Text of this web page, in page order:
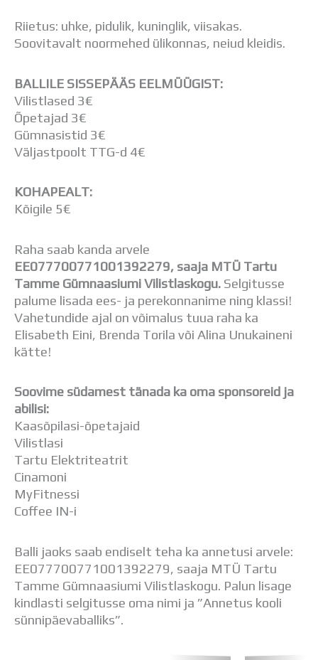
Kontaktid
Tööpakkumised
Riietus: uhke, pidulik, kuninglik, viisakas.
Soovitavalt noormehed ülikonnas, neiud kleidis.
BALLILE SISSEPÄÄS EELMÜÜGIST:
Vilistlased 3€
Õpetajad 3€
Gümnasistid 3€
Väljastpoolt TTG-d 4€
KOHAPEALT:
Kõigile 5€
Raha saab kanda arvele
EE077700771001392279, saaja MTÜ Tartu
Tamme Gümnaasiumi Vilistlaskogu. Selgitusse
palume lisada ees- ja perekonnanime ning klassi!
Vahetundide ajal on võimalus tuua raha ka
Elisabeth Eini, Brenda Torila või Alina Unukaineni
kätte!
Soovime südamest tänada ka oma sponsoreid ja
abilisi:
Kaasõpilasi-õpetajaid
Vilistlasi
Tartu Elektriteatrit
Cinamoni
MyFitnessi
Coffee IN-i
Balli jaoks saab endiselt teha ka annetusi arvele:
EE077700771001392279, saaja MTÜ Tartu
Tamme Gümnaasiumi Vilistlaskogu. Palun lisage
kindlasti selgitusse oma nimi ja ”Annetus kooli
sünnipäevaballiks”.